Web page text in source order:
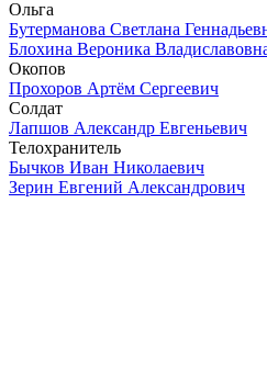
Ольга
Бутерманова Светлана
Блохина Вероника
Окопов
Прохоров Артём Сергеевич
Солдат
Лапшов Александр Евгеньевич
Телохранитель
Бычков Иван Николаевич
Зерин Евгений Александрович